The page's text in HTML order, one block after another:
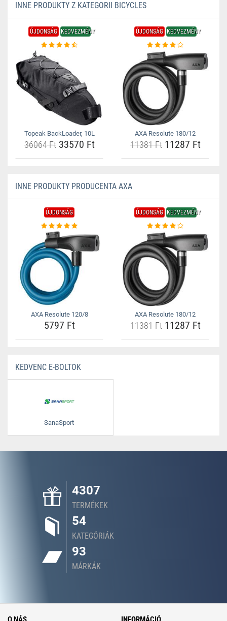
INNE PRODUKTY Z KATEGORII BICYCLES
ÚJDONSÁG KEDVEZMÉNY
Topeak BackLoader, 10L
36064 Ft33570 Ft
ÚJDONSÁG KEDVEZMÉNY
AXA Resolute 180/12
11381 Ft11287 Ft
INNE PRODUKTY PRODUCENTA AXA
ÚJDONSÁG
AXA Resolute 120/8
5797 Ft
ÚJDONSÁG KEDVEZMÉNY
AXA Resolute 180/12
11381 Ft11287 Ft
KEDVENC E-BOLTOK
SanaSport
4307
TERMÉKEK
54
KATEGÓRIÁK
93
MÁRKÁK